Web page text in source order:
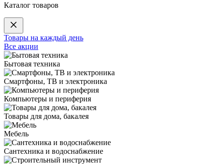
Каталог товаров
Товары на каждый день
Все акции
Бытовая техника
Смартфоны, ТВ и электроника
Компьютеры и периферия
Товары для дома, бакалея
Мебель
Сантехника и водоснабжение